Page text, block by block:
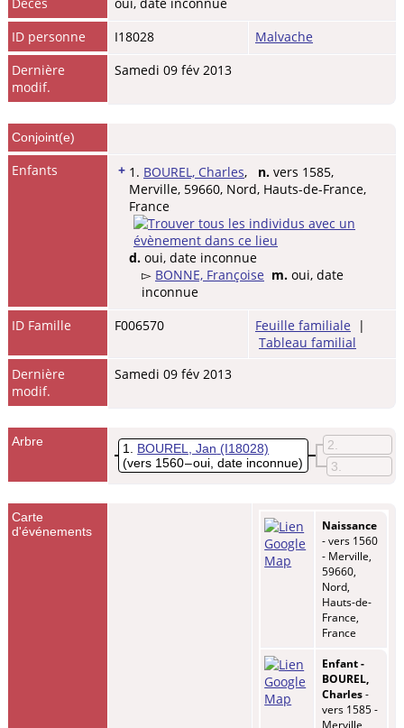
ID personne
I18028
Malvache
Dernière
modif.
Samedi 09 fév 2013
Conjoint(e)
Enfants + 1. BOUREL, Charles, n. vers 1585,
Merville, 59660, Nord, Hauts-de-France,
France
d. oui, date inconnue
▻ BONNE, Françoise m. oui, date
inconnue
ID Famille
F006570 Feuille familiale |
Tableau familial
Dernière
modif.
Samedi 09 fév 2013
Arbre 1 BOUREL, Jan (I18028)
(vers 1560 – oui, date inconnue)
2
3
Carte
d'événements
Naissance
- vers 1560
- Merville,
59660,
Nord,
Hauts-de-
France,
France
Enfant -
BOUREL,
Charles-
vers 1585 -
Merville,